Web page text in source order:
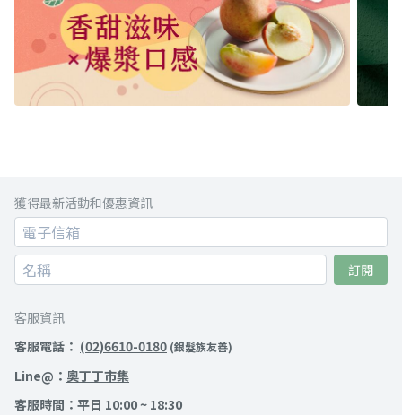
獲得最新活動和優惠資訊
訂閱
客服資訊
客服電話： (02)6610-0180 (銀髮族友善)
Line@： 奧丁丁市集
客服時間：平日 10:00 ~ 18:30